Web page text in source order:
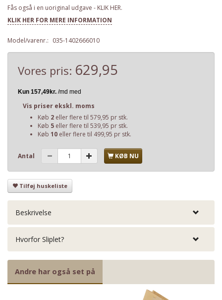
Fås også i en uoriginal udgave - KLIK HER.
KLIK HER FOR MERE INFORMATION
Model/varenr.: 035-1402666010
Vores pris: 629,95
Vis priser ekskl. moms
Køb 2 eller flere til 579,95 pr stk.
Køb 5 eller flere til 539,95 pr stk.
Køb 10 eller flere til 499,95 pr stk.
Antal KØB NU
Tilføj huskeliste
Beskrivelse
Hvorfor Sliplet?
Andre har også set på